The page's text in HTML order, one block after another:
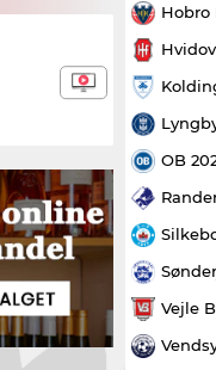
Hobro
OB
Vejle